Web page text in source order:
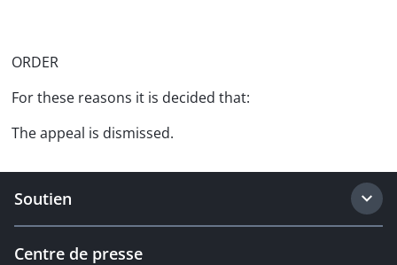
ORDER
For these reasons it is decided that:
The appeal is dismissed.
Soutien
Centre de presse